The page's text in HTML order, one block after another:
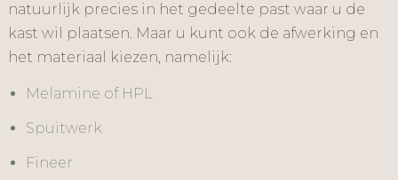
natuurlijk precies in het gedeelte past waar u de
kast wil plaatsen. Maar u kunt ook de afwerking en
het materiaal kiezen, namelijk:
Melamine of HPL
Spuitwerk
Fineer